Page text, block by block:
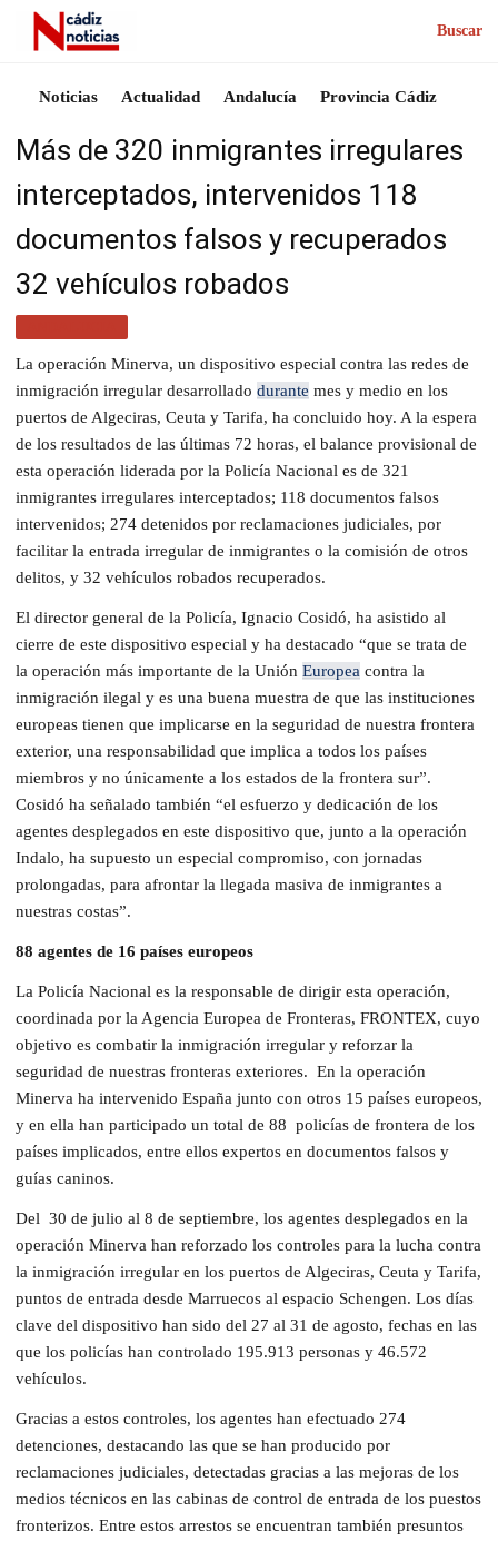
Buscar
Noticias Actualidad Andalucía Provincia Cádiz
Más de 320 inmigrantes irregulares
interceptados, intervenidos 118
documentos falsos y recuperados
32 vehículos robados
La operación Minerva, un dispositivo especial contra las redes de
inmigración irregular desarrollado durante mes y medio en los
puertos de Algeciras, Ceuta y Tarifa, ha concluido hoy. A la espera
de los resultados de las últimas 72 horas, el balance provisional de
esta operación liderada por la Policía Nacional es de 321
inmigrantes irregulares interceptados; 118 documentos falsos
intervenidos; 274 detenidos por reclamaciones judiciales, por
facilitar la entrada irregular de inmigrantes o la comisión de otros
delitos, y 32 vehículos robados recuperados.
El director general de la Policía, Ignacio Cosidó, ha asistido al
cierre de este dispositivo especial y ha destacado “que se trata de
la operación más importante de la Unión Europea contra la
inmigración ilegal y es una buena muestra de que las instituciones
europeas tienen que implicarse en la seguridad de nuestra frontera
exterior, una responsabilidad que implica a todos los países
miembros y no únicamente a los estados de la frontera sur”.
Cosidó ha señalado también “el esfuerzo y dedicación de los
agentes desplegados en este dispositivo que, junto a la operación
Indalo, ha supuesto un especial compromiso, con jornadas
prolongadas, para afrontar la llegada masiva de inmigrantes a
nuestras costas”.
88 agentes de 16 países europeos
La Policía Nacional es la responsable de dirigir esta operación,
coordinada por la Agencia Europea de Fronteras, FRONTEX, cuyo
objetivo es combatir la inmigración irregular y reforzar la
seguridad de nuestras fronteras exteriores. En la operación
Minerva ha intervenido España junto con otros 15 países europeos,
y en ella han participado un total de 88 policías de frontera de los
países implicados, entre ellos expertos en documentos falsos y
guías caninos.
Del 30 de julio al 8 de septiembre, los agentes desplegados en la
operación Minerva han reforzado los controles para la lucha contra
la inmigración irregular en los puertos de Algeciras, Ceuta y Tarifa,
puntos de entrada desde Marruecos al espacio Schengen. Los días
clave del dispositivo han sido del 27 al 31 de agosto, fechas en las
que los policías han controlado 195.913 personas y 46.572
vehículos.
Gracias a estos controles, los agentes han efectuado 274
detenciones, destacando las que se han producido por
reclamaciones judiciales, detectadas gracias a las mejoras de los
medios técnicos en las cabinas de control de entrada de los puestos
fronterizos. Entre estos arrestos se encuentran también presuntos